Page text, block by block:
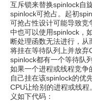
互斥锁来替换spinlock自
spinlock可抢占。起初
可抢占性设计可能导致竞
中也可以使用spinlock，
断处理函数无法进行，
将挂在等待队列上并放弃
spinlock都有一个等待队
如果一个进程或线程竞
自己挂在该spinlock的优
CPU让给别的进程或线
义如下代码：